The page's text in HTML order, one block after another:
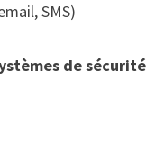
SMS)
de sécurité